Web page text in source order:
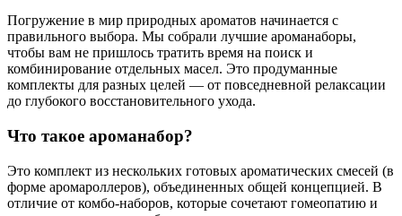
Погружение в мир природных ароматов начинается с
правильного выбора. Мы собрали лучшие ароманаборы,
чтобы вам не пришлось тратить время на поиск и
комбинирование отдельных масел. Это продуманные
комплекты для разных целей — от повседневной релаксации
до глубокого восстановительного ухода.
Что такое ароманабор?
Это комплект из нескольких готовых ароматических смесей (в
форме аромароллеров), объединенных общей концепцией. В
отличие от комбо-наборов, которые сочетают гомеопатию и